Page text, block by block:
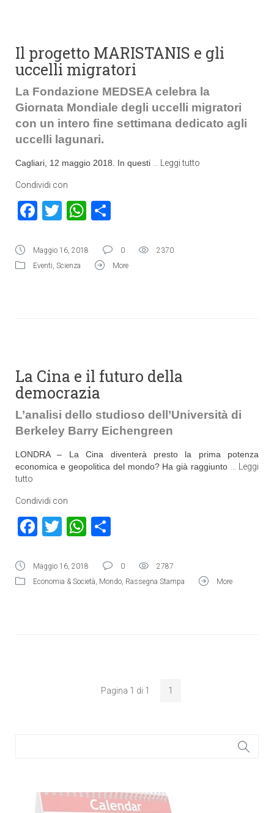
Il progetto MARISTANIS e gli
uccelli migratori
La Fondazione MEDSEA celebra la
Giornata Mondiale degli uccelli migratori
con un intero fine settimana dedicato agli
uccelli lagunari.
Cagliari, 12 maggio 2018. In questi Leggi tutto
Condividi con
Facebook
TwitterWhatsApp
Maggio 16, 2018 0
2370
Eventi, Scienza More
La Cina e il futuro della
democrazia
L’analisi dello studioso dell’Università di
Berkeley Barry Eichengreen
LONDRA – La Cina diventerà presto la prima potenza
economica e geopolitica del mondo? Ha già raggiunto
Leggi
tutto
Condividi con
Facebook
TwitterWhatsApp
Maggio 16, 2018 0
2787
Economia & Società, Mondo, Rassegna Stampa More
Pagina 1 di 1 1